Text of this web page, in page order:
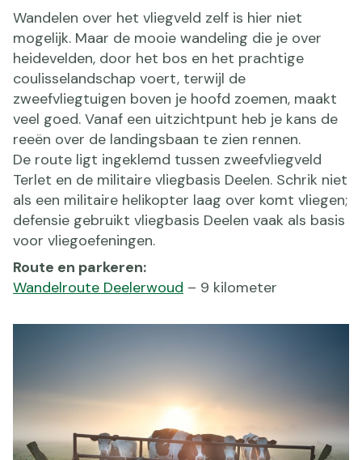
Wandelen over het vliegveld zelf is hier niet
mogelijk. Maar de mooie wandeling die je over
heidevelden, door het bos en het prachtige
coulisselandschap voert, terwijl de
zweefvliegtuigen boven je hoofd zoemen, maakt
veel goed. Vanaf een uitzichtpunt heb je kans de
reeën over de landingsbaan te zien rennen.
De route ligt ingeklemd tussen zweefvliegveld
Terlet en de militaire vliegbasis Deelen. Schrik niet
als een militaire helikopter laag over komt vliegen;
defensie gebruikt vliegbasis Deelen vaak als basis
voor vliegoefeningen.
Route en parkeren:
Wandelroute Deelerwoud – 9 kilometer